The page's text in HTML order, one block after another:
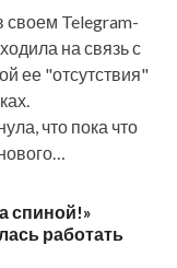
своем Telegram-
на связь с
ее "отсутствия"
что пока что
спиной!»
работать